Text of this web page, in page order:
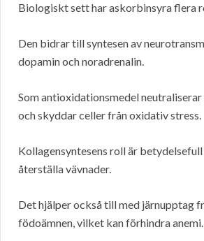
Biologiskt sett har askorbinsyra flera
Den bidrar till syntesen av
dopamin och noradrenalin.
Som antioxidationsmedel
och skyddar celler från oxidativ stress.
Kollagensyntesens roll är
återställa vävnader.
Det hjälper också till med järnupptag
födoämnen, vilket kan förhindra anemi.